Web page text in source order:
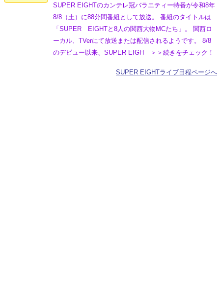
SUPER EIGHTのカンテレ冠バラエティー特番が令和8年
8/8（土）に88分間番組として放送。 番組のタイトルは
「SUPER EIGHTと8人の関西大物MCたち」。 関西ロ
ーカル、TVerにて放送または配信されるようです。 8/8
のデビュー以来、SUPER EIGH ＞＞続きをチェック！
SUPER EIGHTライブ日程ページへ